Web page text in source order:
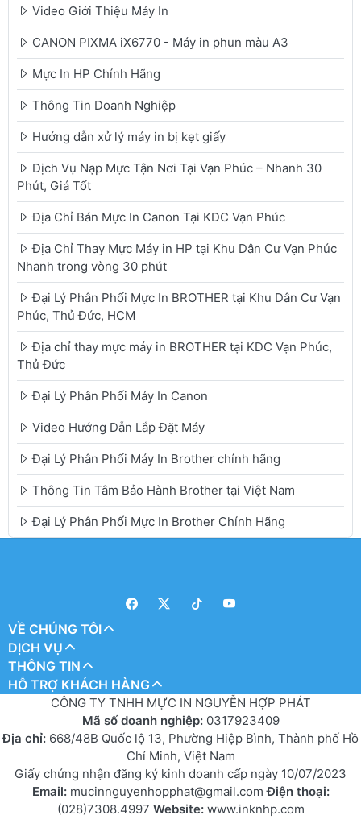
Video Giới Thiệu Máy In
CANON PIXMA iX6770 - Máy in phun màu A3
Mực In HP Chính Hãng
Thông Tin Doanh Nghiệp
Hướng dẫn xử lý máy in bị kẹt giấy
Dịch Vụ Nạp Mực Tận Nơi Tại Vạn Phúc – Nhanh 30
Phút, Giá Tốt
Địa Chỉ Bán Mực In Canon Tại KDC Vạn Phúc
Địa Chỉ Thay Mực Máy in HP tại Khu Dân Cư Vạn Phúc
Nhanh trong vòng 30 phút
Đại Lý Phân Phối Mực In BROTHER tại Khu Dân Cư Vạn
Phúc, Thủ Đức, HCM
Địa chỉ thay mực máy in BROTHER tại KDC Vạn Phúc,
Thủ Đức
Đại Lý Phân Phối Máy In Canon
Video Hướng Dẫn Lắp Đặt Máy
Đại Lý Phân Phối Máy In Brother chính hãng
Thông Tin Tâm Bảo Hành Brother tại Việt Nam
Đại Lý Phân Phối Mực In Brother Chính Hãng
VỀ CHÚNG TÔI
DỊCH VỤ
THÔNG TIN
HỖ TRỢ KHÁCH HÀNG
CÔNG TY TNHH MỰC IN NGUYỄN HỢP PHÁT
Mã số doanh nghiệp: 0317923409
Địa chỉ: 668/48B Quốc lộ 13, Phường Hiệp Bình, Thành phố Hồ
Chí Minh, Việt Nam
Giấy chứng nhận đăng ký kinh doanh cấp ngày 10/07/2023
Email: mucinnguyenhopphat@gmail.comĐiện thoại:
(028)7308.4997 Website: www.inknhp.com